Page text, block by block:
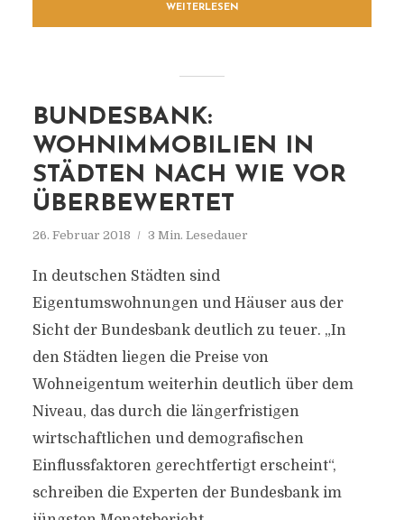
WEITERLESEN
BUNDESBANK:
WOHNIMMOBILIEN IN
STÄDTEN NACH WIE VOR
ÜBERBEWERTET
26. Februar 2018 3 Min. Lesedauer
In deutschen Städten sind
Eigentumswohnungen und Häuser aus der
Sicht der Bundesbank deutlich zu teuer. „In
den Städten liegen die Preise von
Wohneigentum weiterhin deutlich über dem
Niveau, das durch die längerfristigen
wirtschaftlichen und demografischen
Einflussfaktoren gerechtfertigt erscheint“,
schreiben die Experten der Bundesbank im